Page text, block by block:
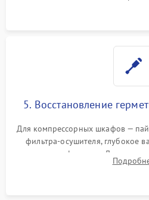
5. Восстановление
Для компрессорных шкафов —
фильтра-осушителя, глубокое
заправка фреоном. Для
термопасты и герметизация